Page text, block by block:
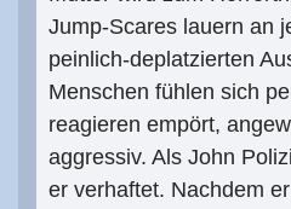
Jump-Scares lauern an
peinlich-deplatzierten
Menschen fühlen sich
reagieren empört,
aggressiv. Als John
er verhaftet. Nachdem